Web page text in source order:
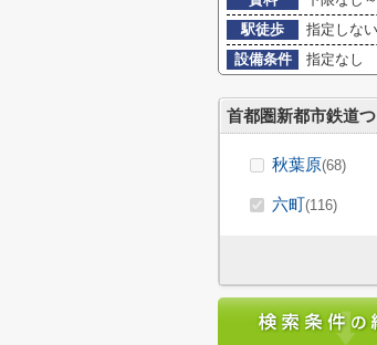
駅徒歩
指定しない
設備条件
指定なし
首都圏新都市鉄道
秋葉原(68)
六町(116)